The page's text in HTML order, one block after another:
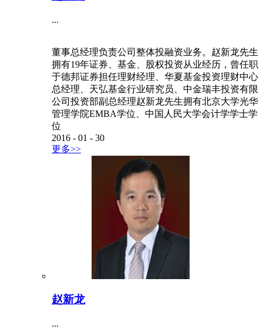
...
董事总经理负责公司整体投融资业务。赵新龙先生
拥有19年证券、基金、股权投资从业经历，曾任职
于德邦证券担任理财经理、华夏基金投资理财中心
总经理、天弘基金行业研究员、中金瑞丰投资有限
公司投资部副总经理赵新龙先生拥有北京大学光华
管理学院EMBA学位、中国人民大学会计学学士学
位
2016 - 01 - 30
更多>>
赵新龙
...